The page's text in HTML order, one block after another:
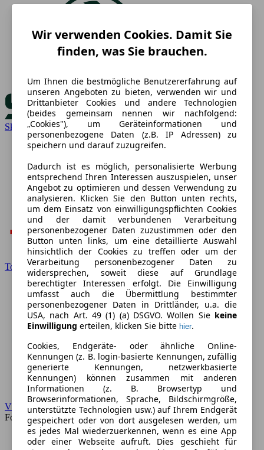
Skoda
Toyota
VW
Forum
Wir verwenden Cookies. Damit Sie
finden, was Sie brauchen.
Um Ihnen die bestmögliche Benutzererfahrung auf
unseren Angeboten zu bieten, verwenden wir und
Drittanbieter Cookies und andere Technologien
(beides gemeinsam nennen wir nachfolgend:
„Cookies"), um Geräteinformationen und
personenbezogene Daten (z.B. IP Adressen) zu
speichern und darauf zuzugreifen.
Dadurch ist es möglich, personalisierte Werbung
entsprechend Ihren Interessen auszuspielen, unser
Angebot zu optimieren und dessen Verwendung zu
analysieren. Klicken Sie den Button unten rechts,
um dem Einsatz von einwilligungspflichten Cookies
und der damit verbundenen Verarbeitung
personenbezogener Daten zuzustimmen oder den
Button unten links, um eine detaillierte Auswahl
hinsichtlich der Cookies zu treffen oder um der
Verarbeitung personenbezogener Daten zu
widersprechen, soweit diese auf Grundlage
berechtigter Interessen erfolgt. Die Einwilligung
umfasst auch die Übermittlung bestimmter
personenbezogener Daten in Drittländer, u.a. die
USA, nach Art. 49 (1) (a) DSGVO. Wollen Sie keine
Einwilligung erteilen, klicken Sie bitte hier.
Cookies, Endgeräte- oder ähnliche Online-
Kennungen (z. B. login-basierte Kennungen, zufällig
generierte Kennungen, netzwerkbasierte
Kennungen) können zusammen mit anderen
Informationen (z. B. Browsertyp und
Browserinformationen, Sprache, Bildschirmgröße,
unterstützte Technologien usw.) auf Ihrem Endgerät
gespeichert oder von dort ausgelesen werden, um
es jedes Mal wiederzuerkennen, wenn es eine App
oder einer Webseite aufruft. Dies geschieht für